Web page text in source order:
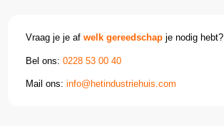
Vraag je je afwelk gereedschap je nodig hebt?
Bel ons:0228 53 00 40
Mail ons:info@hetindustriehuis.com